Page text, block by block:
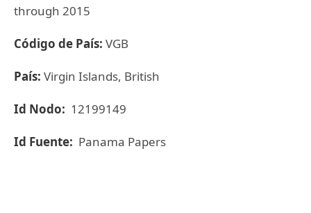
through 2015
Código de País: VGB
País: Virgin Islands, British
Id Nodo: 12199149
Id Fuente: Panama Papers